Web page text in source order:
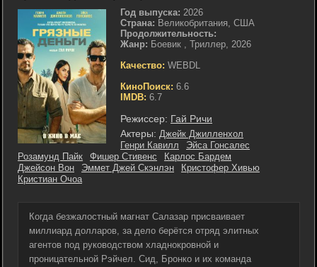
Год выпуска: 2026
Страна: Великобритания, США
Продолжительность:
Жанр: Боевик , Триллер, 2026
Качество: WEBDL
КиноПоиск: 6.6
IMDB: 6.7
Режиссер: Гай Ричи
Актеры: Джейк Джилленхол
Генри Кавилл
Эйса Гонсалес
Розамунд Пайк
Фишер Стивенс
Карлос Бардем
Джейсон Вон
Эммет Джей Скэнлэн
Кристофер Хивью
Кристиан Очоа
Когда безжалостный магнат Салазар присваивает
миллиард долларов, за дело берётся отряд элитных
агентов под руководством хладнокровной и
проницательной Рэйчел. Сид, Бронко и их команда